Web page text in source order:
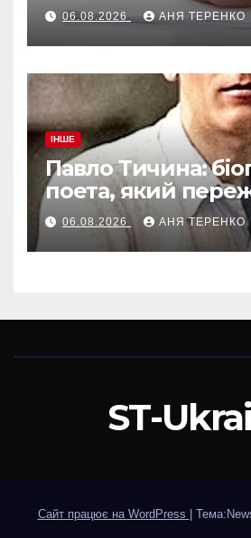
06.08.2026 АНЯ ТЕРЕНКО
ІНШЕ
Павло Тичина:
поета, який
06.08.2026 АНЯ ТЕРЕНКО
ST-
Сайт працює на WordPress